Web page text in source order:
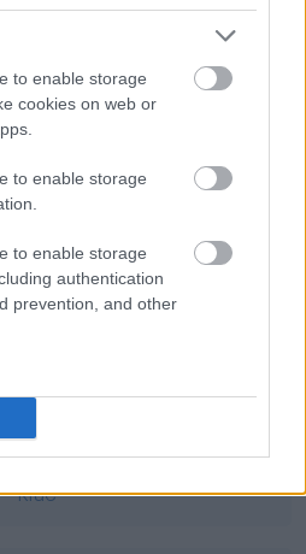
to enable storage
cookies on web or
to enable storage
to enable storage
authentication
prevention, and other
wyrazów z samym „h”?
minami
również hasła
noż
kłuć